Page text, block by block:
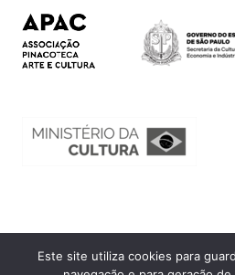
Ouvidoria
Este site utiliza cookies para